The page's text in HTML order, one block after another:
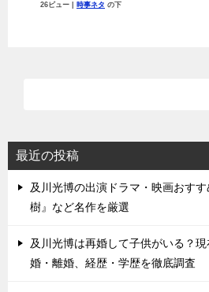
26ビュー 時事ネタ の下
最近の投稿
及川光博の出演ドラマ・映画おす
樹』など名作を厳選
及川光博は再婚して子供がいる？
婚・離婚、経歴・学歴を徹底調査